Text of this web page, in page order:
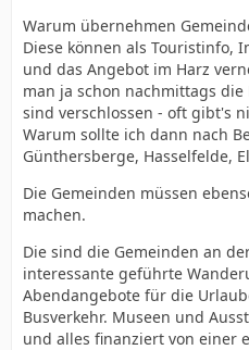
Warum übernehmen
Diese können als Touristinfo,
und das Angebot im Harz
man ja schon nachmittags
sind verschlossen - oft gibt's
Warum sollte ich dann nach
Günthersberge, Hasselfelde,
Die Gemeinden müssen
machen.
Die sind die Gemeinden an
interessante geführte
Abendangebote für die
Busverkehr. Museen und
und alles finanziert von einer